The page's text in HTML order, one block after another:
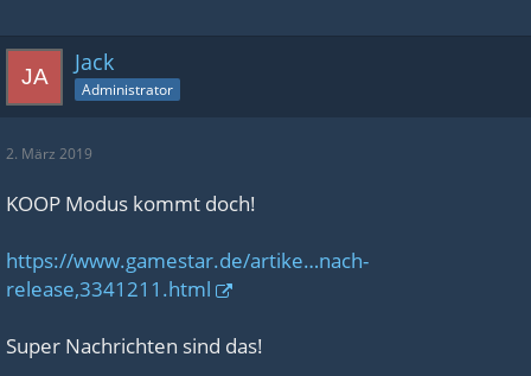
Jack
Administrator
2. März 2019
KOOP Modus kommt doch!
https://www.gamestar.de/artike…nach-
release,3341211.html
Super Nachrichten sind das!